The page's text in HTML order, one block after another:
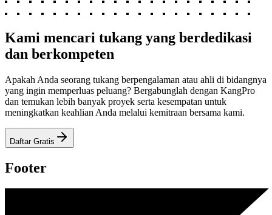
Kami mencari tukang yang berdedikasi
dan berkompeten
Apakah Anda seorang tukang berpengalaman atau ahli di bidangnya
yang ingin memperluas peluang? Bergabunglah dengan KangPro
dan temukan lebih banyak proyek serta kesempatan untuk
meningkatkan keahlian Anda melalui kemitraan bersama kami.
Daftar Gratis
Footer